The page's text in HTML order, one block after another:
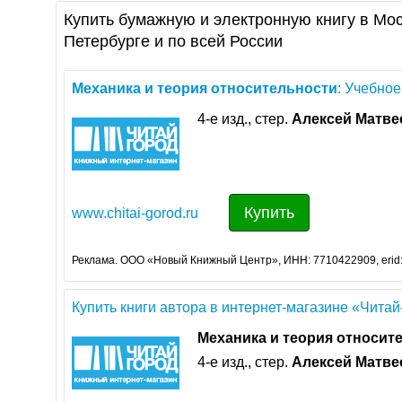
Купить бумажную и электронную книгу в
Петербурге и по всей России
Механика и теория относительности:
4-е изд., стер. Алексей
www.chitai-gorod.ru Купить
Реклама. ООО «Новый Книжный Центр», ИНН: 7710422909, erid:
Купить книги автора в интернет-магазине
Механика и теория
4-е изд., стер. Алексей